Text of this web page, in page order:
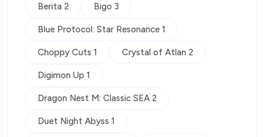
Berita 2 Bigo 3
Blue Protocol: Star Resonance 1
Choppy Cuts 1 Crystal of Atlan 2
Digimon Up 1
Dragon Nest M: Classic SEA 2
Duet Night Abyss 1